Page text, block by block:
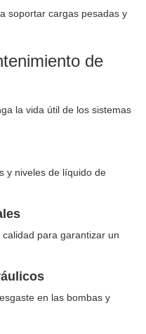
soportar cargas pesadas y
de
la vida útil de los sistemas
y niveles de líquido de
para garantizar un
en las bombas y